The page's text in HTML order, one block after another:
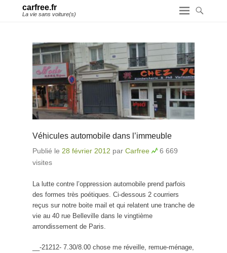
carfree.fr
La vie sans voiture(s)
Véhicules automobile dans l’immeuble
Publié le 28 février 2012 par Carfree
6 669
visites
La lutte contre l’oppression automobile prend parfois
des formes très poétiques. Ci-dessous 2 courriers
reçus sur notre boite mail et qui relatent une tranche de
vie au 40 rue Belleville dans le vingtième
arrondissement de Paris.
__-21212- 7.30/8.00 chose me réveille, remue-ménage,